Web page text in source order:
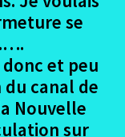
Garonne
Garonne
se
et peu
canal de
Nouvelle
sur